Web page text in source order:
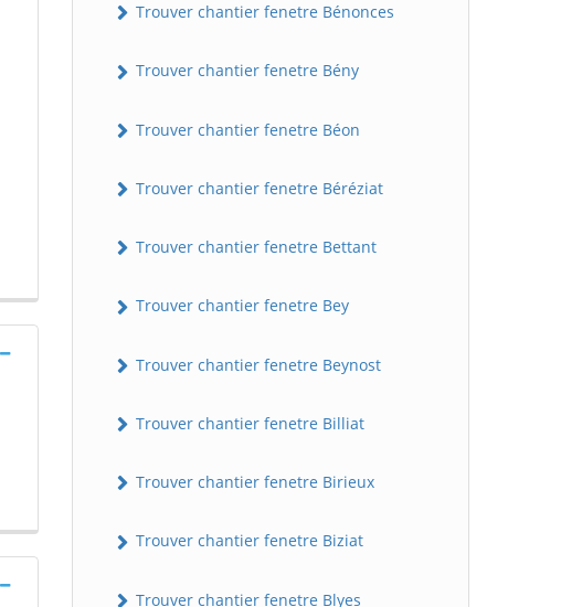
Trouver chantier fenetre Bénonces
Trouver chantier fenetre Bény
Trouver chantier fenetre Béon
Trouver chantier fenetre Béréziat
Trouver chantier fenetre Bettant
Trouver chantier fenetre Bey
Trouver chantier fenetre Beynost
Trouver chantier fenetre Billiat
Trouver chantier fenetre Birieux
Trouver chantier fenetre Biziat
Trouver chantier fenetre Blyes